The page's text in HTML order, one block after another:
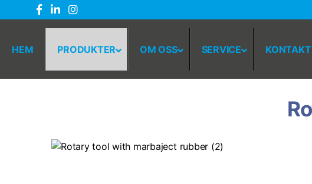
HEM PRODUKTER OM OSS SERVICE KONTAKT